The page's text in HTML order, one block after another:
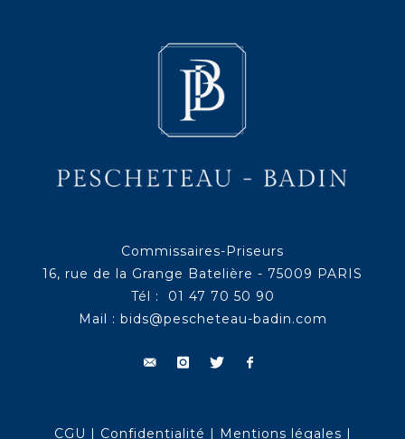
Commissaires-Priseurs
16, rue de la Grange Batelière - 75009 PARIS
Tél : 01 47 70 50 90
Mail : bids@pescheteau-badin.com
CGU | Confidentialité | Mentions légales |